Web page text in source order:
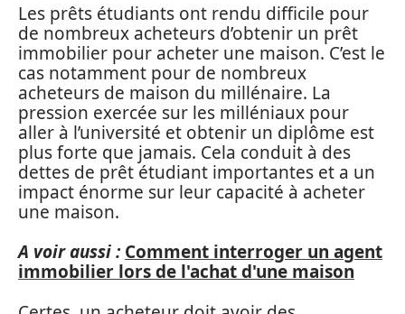
Les prêts étudiants ont rendu difficile pour
de nombreux acheteurs d’obtenir un prêt
immobilier pour acheter une maison. C’est le
cas notamment pour de nombreux
acheteurs de maison du millénaire. La
pression exercée sur les milléniaux pour
aller à l’université et obtenir un diplôme est
plus forte que jamais. Cela conduit à des
dettes de prêt étudiant importantes et a un
impact énorme sur leur capacité à acheter
une maison.
A voir aussi : Comment interroger un agent
immobilier lors de l'achat d'une maison